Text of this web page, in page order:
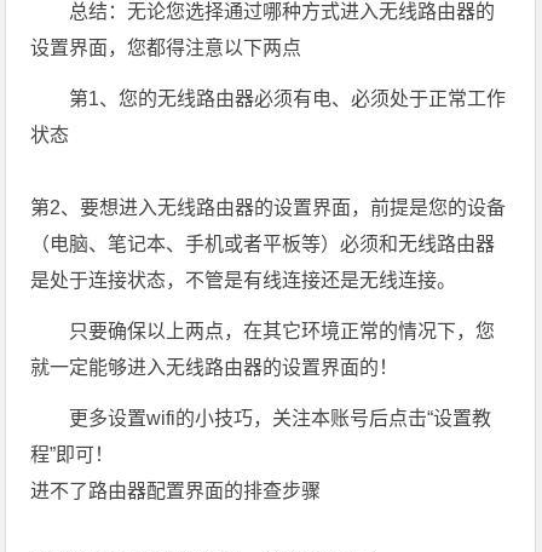
总结：无论您选择通过哪种方式进入无线路由器的
设置界面，您都得注意以下两点
第1、您的无线路由器必须有电、必须处于正常工作
状态
第2、要想进入无线路由器的设置界面，前提是您的设备
（电脑、笔记本、手机或者平板等）必须和无线路由器
是处于连接状态，不管是有线连接还是无线连接。
只要确保以上两点，在其它环境正常的情况下，您
就一定能够进入无线路由器的设置界面的！
更多设置wifi的小技巧，关注本账号后点击“设置教
程”即可！
进不了路由器配置界面的排查步骤